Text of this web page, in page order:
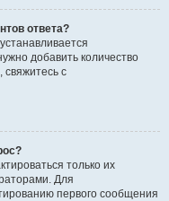
ответа?
добавить количество
с
только их
Для
первого сообщения